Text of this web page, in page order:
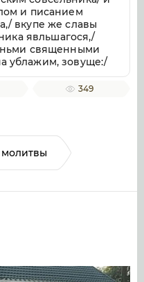
и писанием
вкупе же славы
явльшагося,/
священными
ублажим, зовуще:/
похвало.
349
молитвы